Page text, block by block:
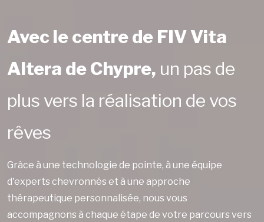
Avec le centre de FIV Vita
Altera de Chypre, un pas de
plus vers la réalisation de vos
rêves
Grâce à une technologie de pointe, à une équipe
d'experts chevronnés et à une approche
thérapeutique personnalisée, nous vous
accompagnons à chaque étape de votre parcours vers